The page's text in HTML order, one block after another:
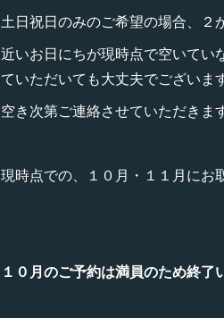
土日祝日のみのご希望の場合、２
近いお日にちが現時点で空いてい
ていただいても大丈夫でございます
空き次第ご連絡させていただきます
現時点での、１０月・１１月に
１０月のご予約は満員のため終了